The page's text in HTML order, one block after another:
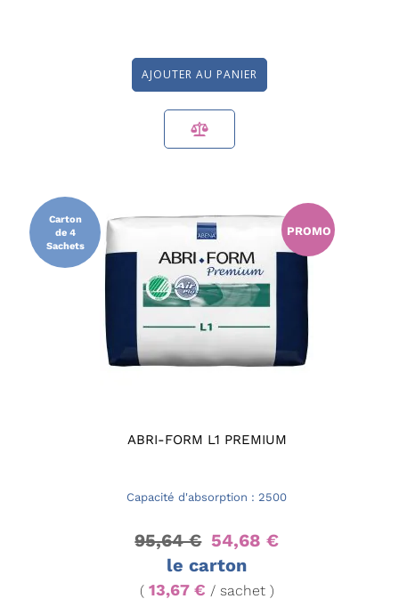
AJOUTER AU PANIER
ABRI-FORM L1 PREMIUM
Capacité d'absorption : 2500
Carton
de 4
Sachets
PROMO
95,64 € 54,68 €
le carton
( 13,67 € / sachet )